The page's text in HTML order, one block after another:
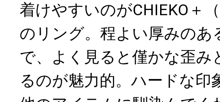
着けやすいのがCHIEKO＋
のリング。程よい厚みのあ
で、よく見ると僅かな歪み
るのが魅力的。ハードな印